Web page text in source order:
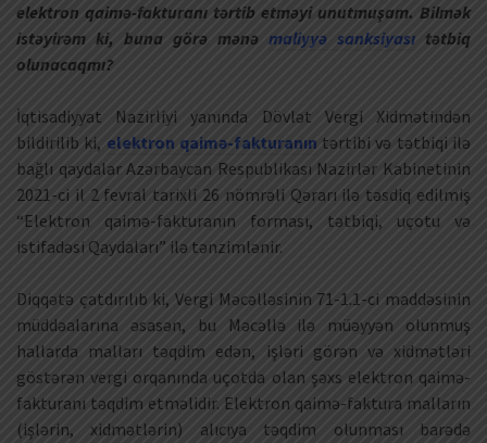
elektron qaimə-fakturanı tərtib etməyi unutmuşam. Bilmək
istəyirəm ki, buna görə mənə maliyyə sanksiyası tətbiq
olunacaqmı?
İqtisadiyyat Nazirliyi yanında Dövlət Vergi Xidmətindən
bildirilib ki, elektron qaimə-fakturanın tərtibi və tətbiqi ilə
bağlı qaydalar Azərbaycan Respublikası Nazirlər Kabinetinin
2021-ci il 2 fevral tarixli 26 nömrəli Qərarı ilə təsdiq edilmiş
“Elektron qaimə-fakturanın forması, tətbiqi, uçotu və
istifadəsi Qaydaları” ilə tənzimlənir.
Diqqətə çatdırılıb ki, Vergi Məcəlləsinin 71-1.1-ci maddəsinin
müddəalarına əsasən, bu Məcəllə ilə müəyyən olunmuş
hallarda malları təqdim edən, işləri görən və xidmətləri
göstərən vergi orqanında uçotda olan şəxs elektron qaimə-
fakturanı təqdim etməlidir. Elektron qaimə-faktura malların
(işlərin, xidmətlərin) alıcıya təqdim olunması barədə